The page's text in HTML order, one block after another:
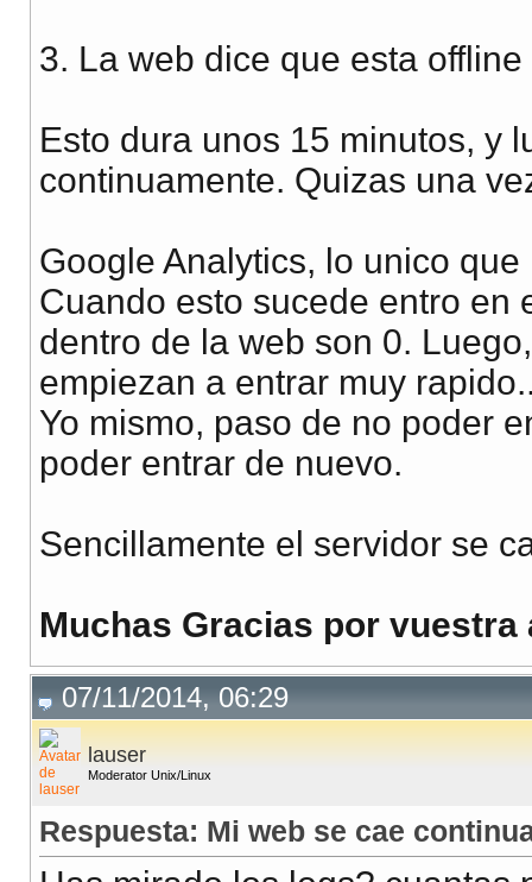
3. La web dice que esta
Esto dura unos 15 minutos, y
continuamente. Quizas una
Google Analytics, lo unico
Cuando esto sucede entro en
dentro de la web son 0.
empiezan a entrar muy
Yo mismo, paso de no poder
poder entrar de nuevo.
Sencillamente el servidor se
Muchas Gracias por vuestra
07/11/2014, 06:29
lauser
Moderator Unix/Linux
Respuesta: Mi web se cae